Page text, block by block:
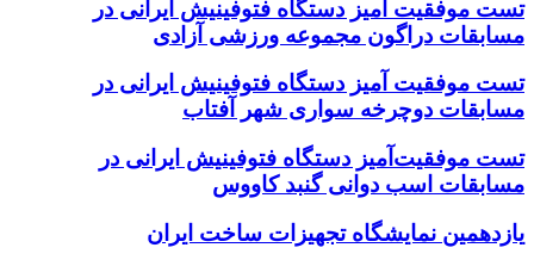
تست موفقیت آمیز دستگاه فتوفینیش ایرانی در
مسابقات دراگون مجموعه ورزشی آزادی
تست موفقیت آمیز دستگاه فتوفینیش ایرانی در
مسابقات دوچرخه سواری شهر آفتاب
تست موفقیت‌آمیز دستگاه فتوفینیش ایرانی در
مسابقات اسب دوانی گنبد کاووس
یازدهمین نمایشگاه تجهیزات ساخت ایران